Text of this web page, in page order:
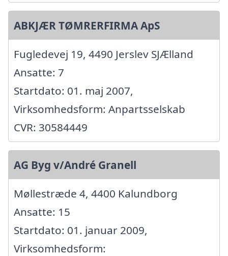
ABKJÆR TØMRERFIRMA ApS
Fugledevej 19, 4490 Jerslev SJÆlland
Ansatte: 7
Startdato: 01. maj 2007,
Virksomhedsform: Anpartsselskab
CVR: 30584449
AG Byg v/André Granell
Møllestræde 4, 4400 Kalundborg
Ansatte: 15
Startdato: 01. januar 2009,
Virksomhedsform: